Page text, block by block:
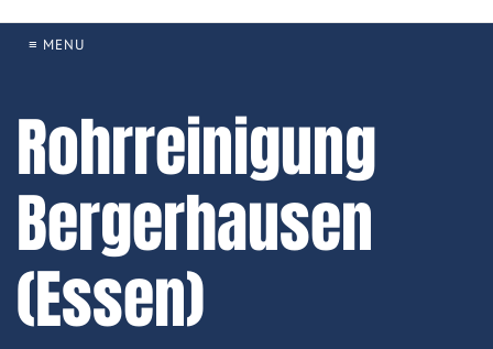
≡ MENU
Rohrreinigung
Bergerhausen
(Essen)